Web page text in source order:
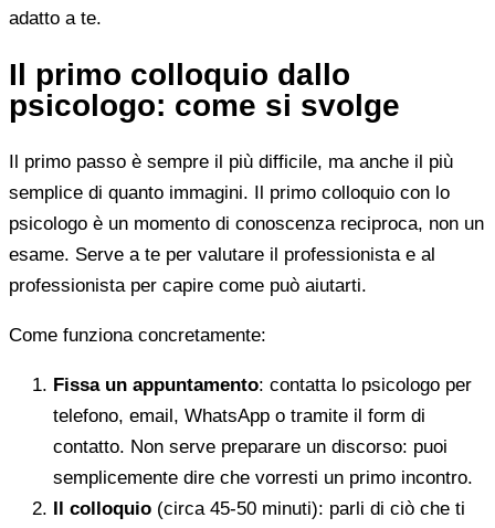
adatto a te.
Il primo colloquio dallo
psicologo: come si svolge
Il primo passo è sempre il più difficile, ma anche il più
semplice di quanto immagini. Il primo colloquio con lo
psicologo è un momento di conoscenza reciproca, non un
esame. Serve a te per valutare il professionista e al
professionista per capire come può aiutarti.
Come funziona concretamente:
Fissa un appuntamento: contatta lo psicologo per
telefono, email, WhatsApp o tramite il form di
contatto. Non serve preparare un discorso: puoi
semplicemente dire che vorresti un primo incontro.
Il colloquio (circa 45-50 minuti): parli di ciò che ti